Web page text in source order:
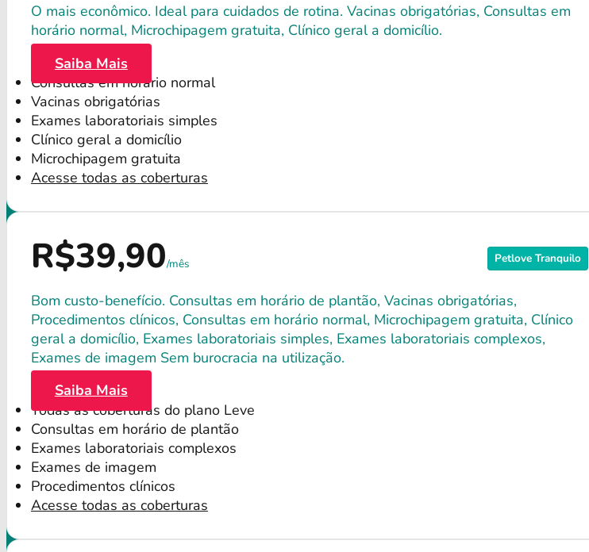
O mais econômico. Ideal para cuidados de rotina. Vacinas obrigatórias, Consultas em
horário normal, Microchipagem gratuita, Clínico geral a domicílio.
Saiba Mais
Consultas em horário normal
Vacinas obrigatórias
Exames laboratoriais simples
Clínico geral a domicílio
Microchipagem gratuita
Acesse todas as coberturas
Petlove Tranquilo
R$39,90/mês
Bom custo-benefício. Consultas em horário de plantão, Vacinas obrigatórias,
Procedimentos clínicos, Consultas em horário normal, Microchipagem gratuita, Clínico
geral a domicílio, Exames laboratoriais simples, Exames laboratoriais complexos,
Exames de imagem Sem burocracia na utilização.
Saiba Mais
Todas as coberturas do plano Leve
Consultas em horário de plantão
Exames laboratoriais complexos
Exames de imagem
Procedimentos clínicos
Acesse todas as coberturas